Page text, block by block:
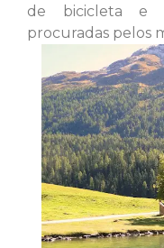
de bicicleta e
procuradas pelos